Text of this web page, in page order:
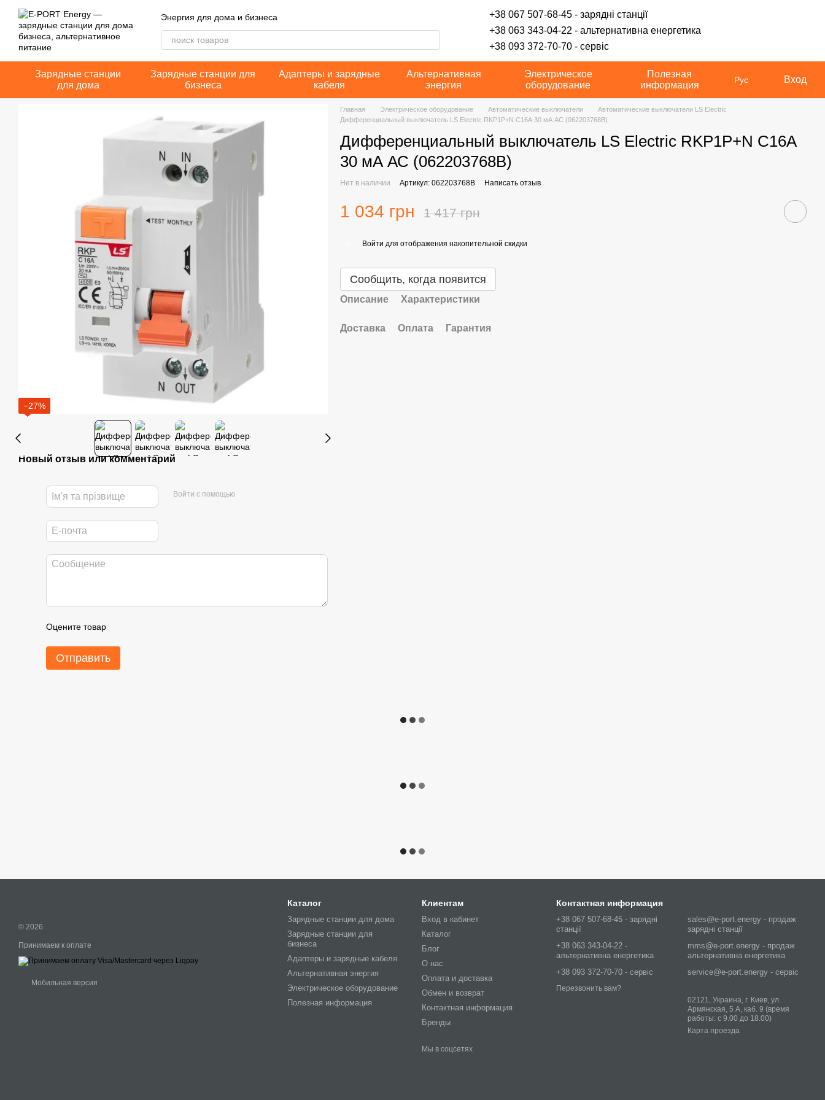
Перейти к основному контенту
Энергия для дома и бизнеса
+38 067 507-68-45 - зарядні станції
+38 063 343-04-22 - альтернативна енергетика
+38 093 372-70-70 - сервіс
Зарядные станции
для дома
Зарядные станции для
бизнеса
Адаптеры и зарядные
кабеля
Альтернативная
энергия
Электрическое
оборудование
Полезная
информация
Рус Вход
−27%
Новый отзыв или комментарий
Войти с помощью
Оцените товар
Отправить
Главная Электрическое оборудование Автоматические выключатели
Автоматические выключатели LS Electric
Дифференциальный выключатель LS Electric RKP1P+N С16А 30 мА АС (062203768B)
Дифференциальный выключатель LS Electric RKP1P+N С16А
30 мА АС (062203768B)
Нет в наличии Артикул: 062203768B Написать отзыв
1 034 грн 1 417 грн
Войти для отображения накопительной скидки
Сообщить, когда появится
Описание Характеристики
Доставка Оплата Гарантия
© 2026
Принимаем к оплате
Мобильная версия
Каталог
Зарядные станции для дома
Зарядные станции для
бизнеса
Адаптеры и зарядные кабеля
Альтернативная энергия
Электрическое оборудование
Полезная информация
Клиентам
Вход в кабинет
Каталог
Блог
О нас
Оплата и доставка
Обмен и возврат
Контактная информация
Бренды
Мы в соцсетях
Контактная информация
+38 067 507-68-45 - зарядні
станції
+38 063 343-04-22 -
альтернативна енергетика
+38 093 372-70-70 - сервіс
Перезвонить вам?
sales@e-port.energy - продаж
зарядні станції
mms@e-port.energy - продаж
альтернативна енергетика
service@e-port.energy - сервіс
02121, Украина, г. Киев, ул.
Армянская, 5 А, каб. 9 (время
работы: с 9.00 до 18.00)
Карта проезда